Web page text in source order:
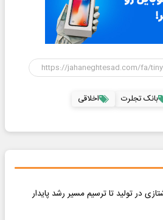
بانک تجلرت
اخلاقی
در تولید تا ترسیم مسیر رشد پایدار